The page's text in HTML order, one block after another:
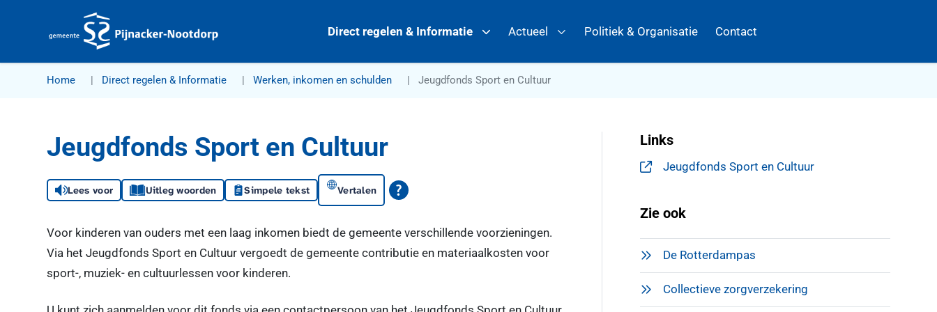
Gemeente Pijnacker-Nootdorp
Direct regelen & Informatie Actueel Politiek & Organisatie Contact
Home Direct regelen & Informatie Werken, inkomen en schulden Jeugdfonds Sport en Cultuur
Jeugdfonds Sport en Cultuur
Lees voor Uitleg woorden Simpele tekst Vertalen
Voor kinderen van ouders met een laag inkomen biedt de gemeente verschillende voorzieningen.
Via het Jeugdfonds Sport en Cultuur vergoedt de gemeente contributie en materiaalkosten voor
sport-, muziek- en cultuurlessen voor kinderen.
Links
Jeugdfonds Sport en Cultuur
, opent in een nieuw tabblad
Zie ook
De Rotterdampas
Collectieve zorgverzekering